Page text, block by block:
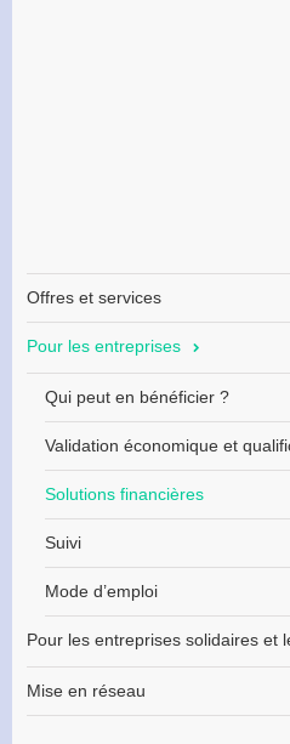
Offres et services
Pour les entreprises
Qui peut en bénéficier ?
Validation économique et
Solutions financières
Suivi
Mode d’emploi
Pour les entreprises solidaires et
Mise en réseau